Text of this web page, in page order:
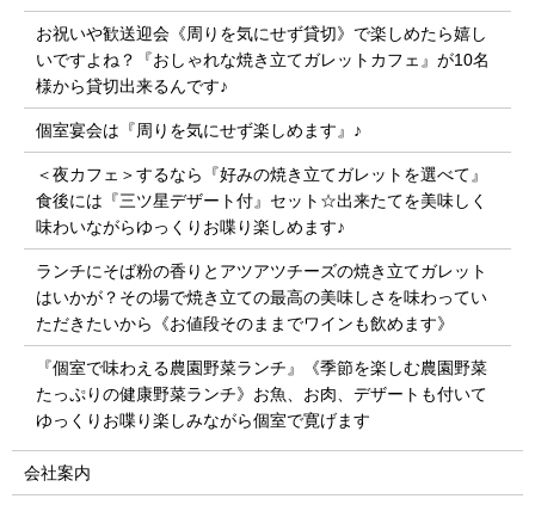
お祝いや歓送迎会《周りを気にせず貸切》で楽しめたら嬉し
いですよね？『おしゃれな焼き立てガレットカフェ』が10名
様から貸切出来るんです♪
個室宴会は『周りを気にせず楽しめます』♪
＜夜カフェ＞するなら『好みの焼き立てガレットを選べて』
食後には『三ツ星デザート付』セット☆出来たてを美味しく
味わいながらゆっくりお喋り楽しめます♪
ランチにそば粉の香りとアツアツチーズの焼き立てガレット
はいかが？その場で焼き立ての最高の美味しさを味わってい
ただきたいから《お値段そのままでワインも飲めます》
『個室で味わえる農園野菜ランチ』《季節を楽しむ農園野菜
たっぷりの健康野菜ランチ》お魚、お肉、デザートも付いて
ゆっくりお喋り楽しみながら個室で寛げます
会社案内